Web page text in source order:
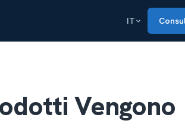
IT
Vengono